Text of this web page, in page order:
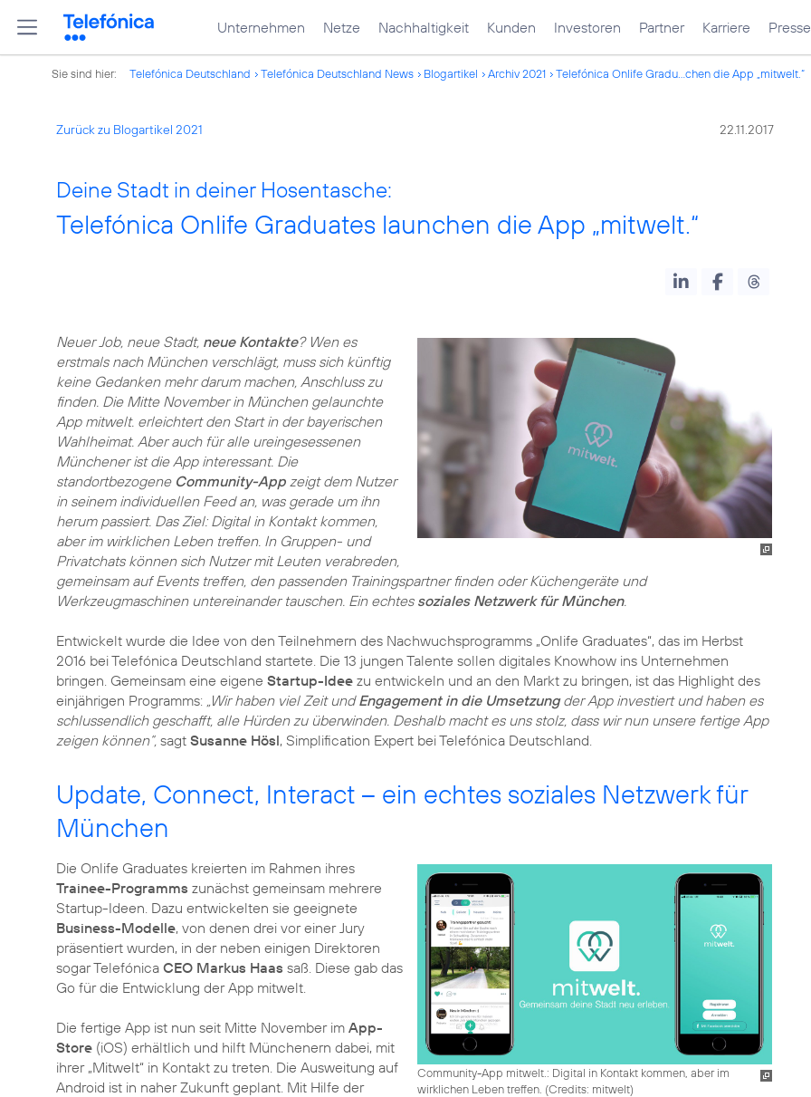
Unternehmen Netze Nachhaltigkeit Kunden Investoren Partner Karriere Presse
Sie sind hier: Telefónica Deutschland Telefónica Deutschland News Blogartikel Archiv 2021 Telefónica Onlife Gradu...chen die App „mitwelt.“
Zurück zu Blogartikel 2021 22.11.2017
Deine Stadt in deiner Hosentasche:
Telefónica Onlife Graduates launchen die App „mitwelt.“
Neuer Job, neue Stadt, neue Kontakte? Wen es
erstmals nach München verschlägt, muss sich künftig
keine Gedanken mehr darum machen, Anschluss zu
finden. Die Mitte November in München gelaunchte
App mitwelt. erleichtert den Start in der bayerischen
Wahlheimat. Aber auch für alle ureingesessenen
Münchener ist die App interessant. Die
standortbezogene Community-App zeigt dem Nutzer
in seinem individuellen Feed an, was gerade um ihn
herum passiert. Das Ziel: Digital in Kontakt kommen,
aber im wirklichen Leben treffen. In Gruppen- und
Privatchats können sich Nutzer mit Leuten verabreden,
gemeinsam auf Events treffen, den passenden Trainingspartner finden oder Küchengeräte und
Werkzeugmaschinen untereinander tauschen. Ein echtes soziales Netzwerk für München.
Entwickelt wurde die Idee von den Teilnehmern des Nachwuchsprogramms „Onlife Graduates“, das im Herbst
2016 bei Telefónica Deutschland startete. Die 13 jungen Talente sollen digitales Knowhow ins Unternehmen
bringen. Gemeinsam eine eigene Startup-Idee zu entwickeln und an den Markt zu bringen, ist das Highlight des
einjährigen Programms: „Wir haben viel Zeit undEngagement in die Umsetzungder App investiert und haben es
schlussendlich geschafft, alle Hürden zu überwinden. Deshalb macht es uns stolz, dass wir nun unsere fertige App
zeigen können“, sagt Susanne Hösl, Simplification Expert bei Telefónica Deutschland.
Update, Connect, Interact – ein echtes soziales Netzwerk für
München
Community-App mitwelt.: Digital in Kontakt kommen, aber im
wirklichen Leben treffen. (Credits: mitwelt)
Die Onlife Graduates kreierten im Rahmen ihres
Trainee-Programms zunächst gemeinsam mehrere
Startup-Ideen. Dazu entwickelten sie geeignete
Business-Modelle, von denen drei vor einer Jury
präsentiert wurden, in der neben einigen Direktoren
sogar Telefónica CEO Markus Haas saß. Diese gab das
Go für die Entwicklung der App mitwelt.
Die fertige App ist nun seit Mitte November im App-
Store (iOS) erhältlich und hilft Münchenern dabei, mit
ihrer „Mitwelt“ in Kontakt zu treten. Die Ausweitung auf
Android ist in naher Zukunft geplant. Mit Hilfe der